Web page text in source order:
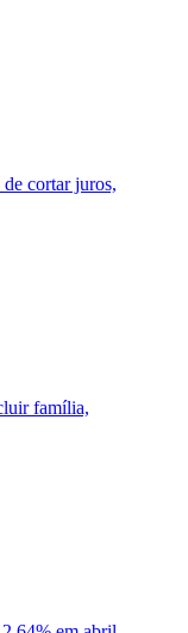
cortar juros,
família,